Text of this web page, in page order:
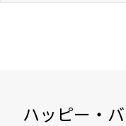
ハッピー・